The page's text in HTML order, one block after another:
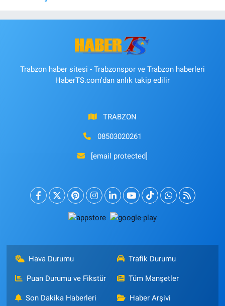
Trabzon haber sitesi - Trabzonspor ve Trabzon haberleri
HaberTS.com'dan anlık takip edilir
TRABZON
08503020261
[email protected]
Hava Durumu Trafik Durumu
Puan Durumu ve Fikstür Tüm Manşetler
Son Dakika Haberleri Haber Arşivi